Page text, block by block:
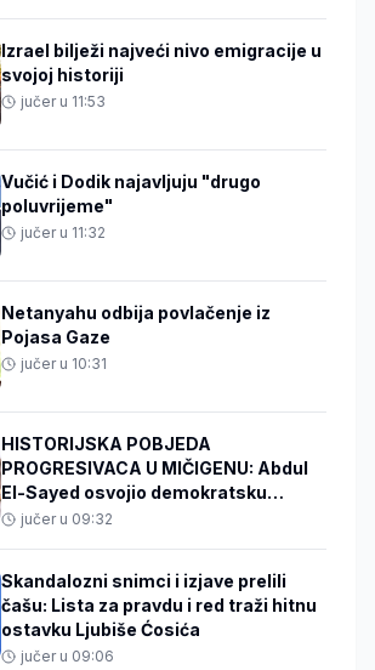
Izrael bilježi najveći nivo emigracije u
svojoj historiji
jučer u 11:53
Vučić i Dodik najavljuju "drugo
poluvrijeme"
jučer u 11:32
Netanyahu odbija povlačenje iz
Pojasa Gaze
jučer u 10:31
HISTORIJSKA POBJEDA
PROGRESIVACA U MIČIGENU: Abdul
El-Sayed osvojio demokratsku
nominaciju za Američki senat
jučer u 09:32
Skandalozni snimci i izjave prelili
čašu: Lista za pravdu i red traži hitnu
ostavku Ljubiše Ćosića
jučer u 09:06